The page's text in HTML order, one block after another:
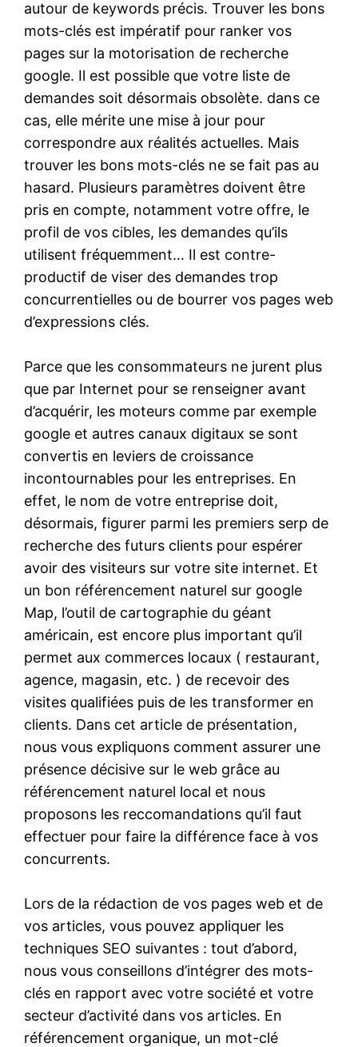
autour de keywords précis. Trouver les bons
mots-clés est impératif pour ranker vos
pages sur la motorisation de recherche
google. Il est possible que votre liste de
demandes soit désormais obsolète. dans ce
cas, elle mérite une mise à jour pour
correspondre aux réalités actuelles. Mais
trouver les bons mots-clés ne se fait pas au
hasard. Plusieurs paramètres doivent être
pris en compte, notamment votre offre, le
profil de vos cibles, les demandes qu’ils
utilisent fréquemment… Il est contre-
productif de viser des demandes trop
concurrentielles ou de bourrer vos pages web
d’expressions clés.
Parce que les consommateurs ne jurent plus
que par Internet pour se renseigner avant
d’acquérir, les moteurs comme par exemple
google et autres canaux digitaux se sont
convertis en leviers de croissance
incontournables pour les entreprises. En
effet, le nom de votre entreprise doit,
désormais, figurer parmi les premiers serp de
recherche des futurs clients pour espérer
avoir des visiteurs sur votre site internet. Et
un bon référencement naturel sur google
Map, l’outil de cartographie du géant
américain, est encore plus important qu’il
permet aux commerces locaux ( restaurant,
agence, magasin, etc. ) de recevoir des
visites qualifiées puis de les transformer en
clients. Dans cet article de présentation,
nous vous expliquons comment assurer une
présence décisive sur le web grâce au
référencement naturel local et nous
proposons les reccomandations qu’il faut
effectuer pour faire la différence face à vos
concurrents.
Lors de la rédaction de vos pages web et de
vos articles, vous pouvez appliquer les
techniques SEO suivantes : tout d’abord,
nous vous conseillons d’intégrer des mots-
clés en rapport avec votre société et votre
secteur d’activité dans vos articles. En
référencement organique, un mot-clé